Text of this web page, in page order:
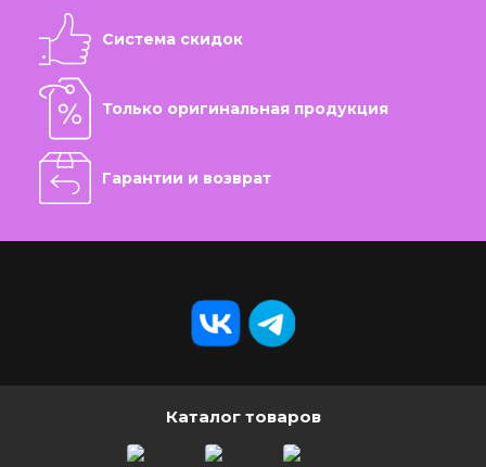
Система скидок
Только оригинальная продукция
Гарантии и возврат
Каталог товаров